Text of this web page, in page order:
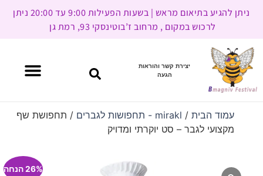
ניתן להגיע בתיאום מראש | בשעות הפעילות 9:00 עד 20:00 ניתן
לרכוש במקום , מרחוב ז’בוטינסקי 93, רמת גן
יצירת קשר והוראות
הגעה
עמוד הבית/ mirakl - תחפושות לגברים
/ תחפושת שף
מקצועי לגבר – סט יוקרתי ומדויק
26% הנחה